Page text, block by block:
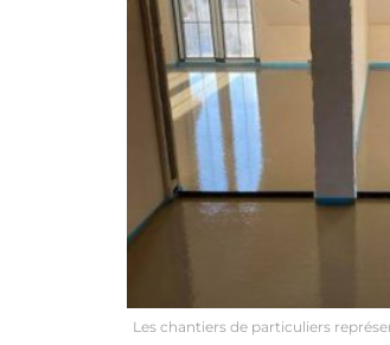
Les chantiers de particuliers